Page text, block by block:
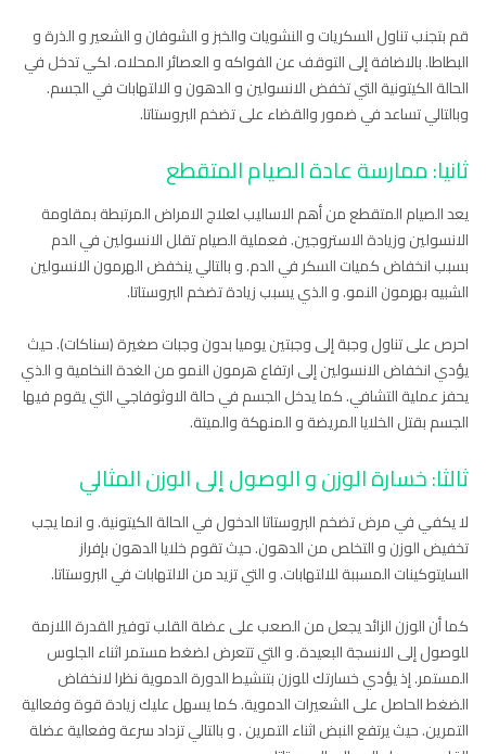
قم بتجنب تناول السكريات و النشويات والخبز و الشوفان و الشعير و الذرة و
البطاطا. بالاضافة إلى التوقف عن الفواكه و العصائر المحلاه. لكي تدخل في
الحالة الكيتونية التي تخفض الانسولين و الدهون و الالتهابات في الجسم.
وبالتالي تساعد في ضمور والقضاء على تضخم البروستاتا.
ثانيا: ممارسة عادة الصيام المتقطع
يعد الصيام المتقطع من أهم الاساليب لعلاج الامراض المرتبطة بمقاومة
الانسولين وزيادة الاستروجين. فعملية الصيام تقلل الانسولين في الدم
بسبب انخفاض كميات السكر في الدم. و بالتالي ينخفض الهرمون الانسولين
الشبيه بهرمون النمو. و الذي يسبب زيادة تضخم البروستاتا.
احرص على تناول وجبة إلى وجبتين يوميا بدون وجبات صغيرة (سناكات). حيث
يؤدي انخفاض الانسولين إلى ارتفاع هرمون النمو من الغدة النخامية و الذي
يحفز عملية التشافي. كما يدخل الجسم في حالة الاوثوفاجي التي يقوم فيها
الجسم بقتل الخلايا المريضة و المنهكة والميتة.
ثالثا: خسارة الوزن و الوصول إلى الوزن المثالي
لا يكفي في مرض تضخم البروستاتا الدخول في الحالة الكيتونية. و انما يجب
تخفيض الوزن و التخلص من الدهون. حيث تقوم خلايا الدهون بإفراز
السايتوكينات المسببة للالتهابات. و التي تزيد من الالتهابات في البروستاتا.
كما أن الوزن الزائد يجعل من الصعب على عضلة القلب توفير القدرة اللازمة
للوصول إلى الانسجة البعيدة. و التي تتعرض لضغط مستمر اثناء الجلوس
المستمر. إذ يؤدي خسارتك للوزن بتنشيط الدورة الدموية نظرا لانخفاض
الضغط الحاصل على الشعيرات الدموية. كما يسهل عليك زيادة قوة وفعالية
التمرين. حيث يرتفع النبض اثناء التمرين . و بالتالي تزداد سرعة وفعالية عضلة